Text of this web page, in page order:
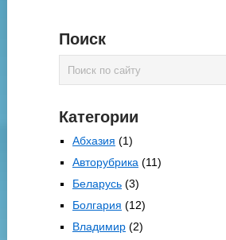
Поиск
Категории
Абхазия (1)
Авторубрика (11)
Беларусь(3)
Болгария (12)
Владимир(2)